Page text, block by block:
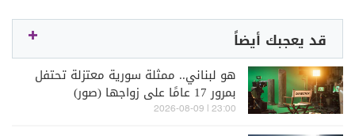
قد يعجبك أيضاً
هو لبناني.. ممثلة سورية معتزلة تحتفل
بمرور 17 عامًا على زواجها (صور)
23:00 | 2026-08-09